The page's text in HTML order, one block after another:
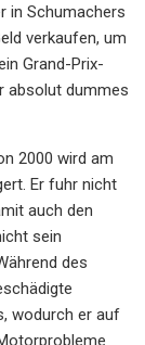
in Schumachers
verkaufen, um
Grand-Prix-
absolut dummes
2000 wird am
Er fuhr nicht
auch den
sein
des
wodurch er auf